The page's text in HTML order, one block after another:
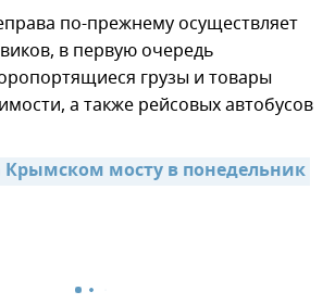
по-прежнему осуществляет
в первую очередь
грузы и товары
а также рейсовых автобусов
Крымском мосту в понедельник